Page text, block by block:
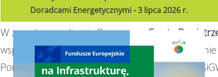
W związku z realizacją Programu
„Czyste
wsparcie w uzyskaniu dofinansowania i
Ponieważ proces pozyskiwania środków z
Doradcami Energetycznymi - 3 lipca 2026 r.